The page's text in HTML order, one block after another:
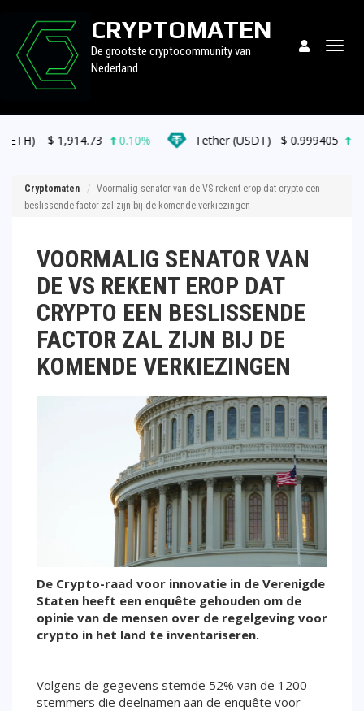
CRYPTOMATEN
De grootste cryptocommunity van
Nederland.
0.10% Tether (USDT) $0.999405 0.00%
Cryptomaten
Voormalig senator van de VS rekent erop dat crypto een
beslissende factor zal zijn bij de komende verkiezingen
VOORMALIG SENATOR VAN
DE VS REKENT EROP DAT
CRYPTO EEN BESLISSENDE
FACTOR ZAL ZIJN BIJ DE
KOMENDE VERKIEZINGEN
De Crypto-raad voor innovatie in de Verenigde
Staten heeft een enquête gehouden om de
opinie van de mensen over de regelgeving voor
crypto in het land te inventariseren.
Volgens de gegevens stemde 52% van de 1200
stemmers die deelnamen aan de enquête voor